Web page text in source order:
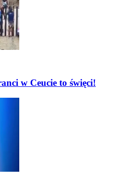
w Ceucie to święci!